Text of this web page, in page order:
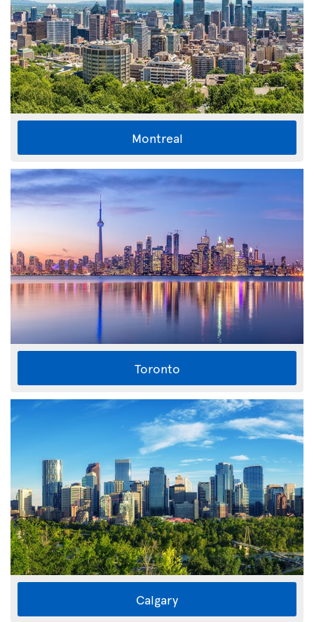
Montreal
Toronto
Calgary